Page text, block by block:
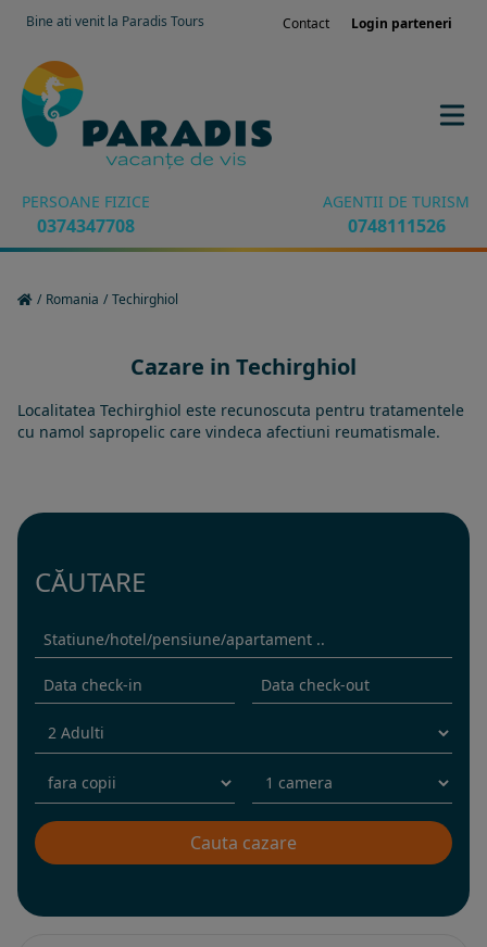
Bine ati venit la Paradis Tours Contact Login parteneri
PERSOANE FIZICE
0374347708
AGENTII DE TURISM
0748111526
/ Romania / Techirghiol
Cazare in Techirghiol
Localitatea Techirghiol este recunoscuta pentru tratamentele
cu namol sapropelic care vindeca afectiuni reumatismale.
CĂUTARE